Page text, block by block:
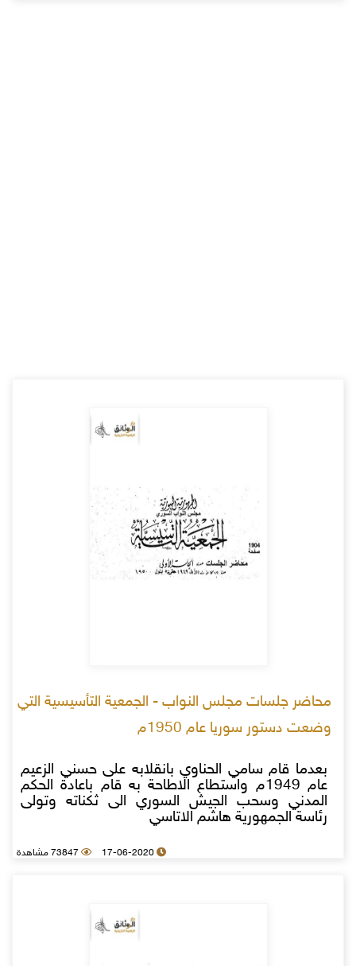
محاضر جلسات مجلس النواب - الجمعية التأسيسية التي
وضعت دستور سوريا عام 1950م
بعدما قام سامي الحناوي بانقلابه على حسني الزعيم
عام 1949م واستطاع الاطاحة به قام باعادة الحكم
المدني وسحب الجيش السوري الى ثكناته وتولى
رئاسة الجمهورية هاشم الاتاسي
17-06-2020 73847 مشاهدة